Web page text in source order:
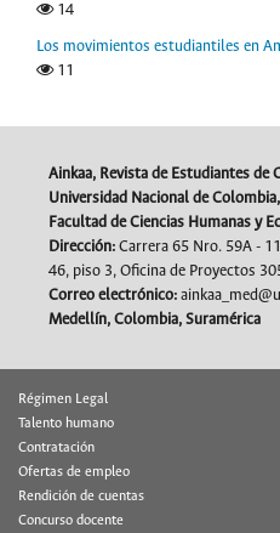
14
Los movimientos estudiantiles en
11
Ainkaa, Revista de Estudiantes de
Universidad Nacional de
Facultad de Ciencias Humanas y
Dirección: Carrera 65 Nro. 59A -
46, piso 3, Oficina de Proyectos
Correo electrónico:
Medellín, Colombia, Suramérica
Régimen Legal
Talento humano
Contratación
Ofertas de empleo
Rendición de cuentas
Concurso docente